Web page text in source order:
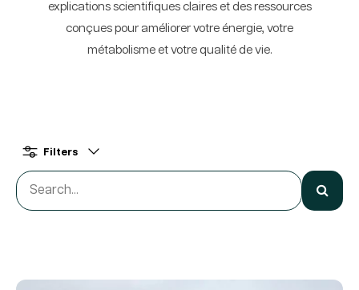
explications scientifiques claires et des ressources
conçues pour améliorer votre énergie, votre
métabolisme et votre qualité de vie.
Filters